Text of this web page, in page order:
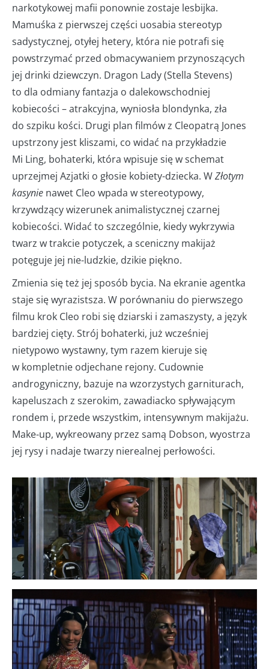
narkotykowej mafii ponownie zostaje lesbijka.
Mamuśka z pierwszej części uosabia stereotyp
sadystycznej, otyłej hetery, która nie potrafi się
powstrzymać przed obmacywaniem przynoszących
jej drinki dziewczyn. Dragon Lady (Stella Stevens)
to dla odmiany fantazja o dalekowschodniej
kobiecości – atrakcyjna, wyniosła blondynka, zła
do szpiku kości. Drugi plan filmów z Cleopatrą Jones
upstrzony jest kliszami, co widać na przykładzie
Mi Ling, bohaterki, która wpisuje się w schemat
uprzejmej Azjatki o głosie kobiety-dziecka. WZłotym
kasynie nawet Cleo wpada w stereotypowy,
krzywdzący wizerunek animalistycznej czarnej
kobiecości. Widać to szczególnie, kiedy wykrzywia
twarz w trakcie potyczek, a sceniczny makijaż
potęguje jej nie-ludzkie, dzikie piękno.
Zmienia się też jej sposób bycia. Na ekranie agentka
staje się wyrazistsza. W porównaniu do pierwszego
filmu krok Cleo robi się dziarski i zamaszysty, a język
bardziej cięty. Strój bohaterki, już wcześniej
nietypowo wystawny, tym razem kieruje się
w kompletnie odjechane rejony. Cudownie
androgyniczny, bazuje na wzorzystych garniturach,
kapeluszach z szerokim, zawadiacko spływającym
rondem i, przede wszystkim, intensywnym makijażu.
Make-up, wykreowany przez samą Dobson, wyostrza
jej rysy i nadaje twarzy nierealnej perłowości.